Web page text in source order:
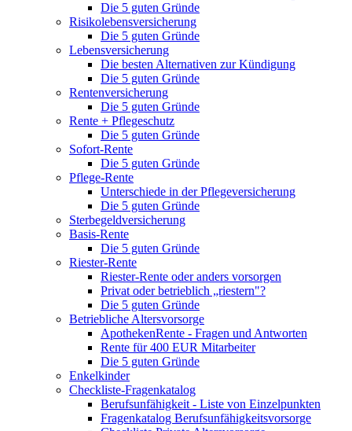
Die 5 guten Gründe
Risikolebensversicherung
Die 5 guten Gründe
Lebensversicherung
Die besten Alternativen zur Kündigung
Die 5 guten Gründe
Rentenversicherung
Die 5 guten Gründe
Rente + Pflegeschutz
Die 5 guten Gründe
Sofort-Rente
Die 5 guten Gründe
Pflege-Rente
Unterschiede in der Pflegeversicherung
Die 5 guten Gründe
Sterbegeldversicherung
Basis-Rente
Die 5 guten Gründe
Riester-Rente
Riester-Rente oder anders vorsorgen
Privat oder betrieblich „riestern"?
Die 5 guten Gründe
Betriebliche Altersvorsorge
ApothekenRente - Fragen und Antworten
Rente für 400 EUR Mitarbeiter
Die 5 guten Gründe
Enkelkinder
Checkliste-Fragenkatalog
Berufsunfähigkeit - Liste von Einzelpunkten
Fragenkatalog Berufsunfähigkeitsvorsorge